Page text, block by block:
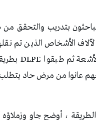
بتدريب والتحقق
الأشخاص الذين تم
ثم طبقوا DLPE
عانوا من مرض حاد يتطلب
، أوضح جاو